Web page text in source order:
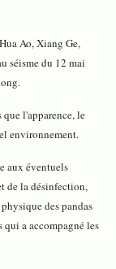
Ao, Xiang Ge,
séisme du 12 mai
l'apparence, le
environnement.
aux éventuels
de la désinfection,
des pandas
qui a accompagné les